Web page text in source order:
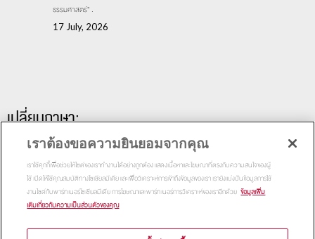
ธรรมศาสตร์” .
17 July, 2026
เปลี่ยนภาษา:
เราต้องขอความยินยอมจากคุณ
เราใช้คุกกี้เพื่อช่วยให้ไซต์ของเราทำงานได้อย่างถูกต้อง แสดงเนื้อหาและโฆษณาที่ตรงกับความสนใจของผู้
ใช้ เปิดให้ใช้คุณสมบัติทางโซเชียลมีเดีย และเพื่อวิเคราะห์การเข้าถึงข้อมูลของเรา เรายังแบ่งปันข้อมูลการใช้
งานไซต์กับพาร์ทเนอร์โซเชียลมีเดีย การโฆษณาและพาร์ทเนอร์การวิเคราะห์ของเราอีกด้วย ข้อมูลเพิ่ม
เติมเกี่ยวกับความเป็นส่วนตัวของคุณ